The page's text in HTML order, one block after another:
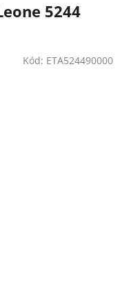
5244
Kód: ETA524490000